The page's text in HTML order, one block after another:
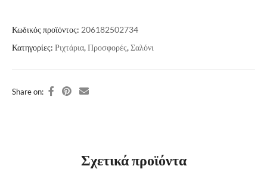
Κωδικός προϊόντος: 206182502734
Κατηγορίες: Ριχτάρια,Προσφορές,Σαλόνι
Share on:
Σχετικά προϊόντα